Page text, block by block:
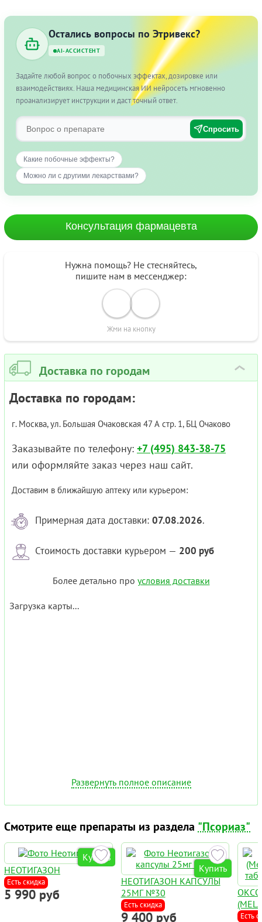
Остались вопросы по Этривекс?
AI-АССИСТЕНТ
Задайте любой вопрос о побочных эффектах, дозировке или
взаимодействиях. Наша медицинская ИИ нейросеть мгновенно
проанализирует инструкции и даст точный ответ.
Спросить
Какие побочные эффекты?
Можно ли с другими лекарствами?
Консультация фармацевта
Нужна помощь? Не стесняйтесь,
пишите нам в мессенджер:
Жми на кнопку
Доставка по городам ›
Доставка по городам:
г. Москва, ул. Большая Очаковская 47 А стр. 1, БЦ Очаково
Заказывайте по телефону: +7 (495) 843-38-75
или оформляйте заказ через наш сайт.
Доставим в ближайшую аптеку или курьером:
Примерная дата доставки: 07.08.2026.
Стоимость доставки курьером — 200 руб
Более детально про условия доставки
Загрузка карты...
Развернуть полное описание
Смотрите еще препараты из раздела "Псориаз"
Купить
НЕОТИГАЗОН
Есть скидка
5 990 руб
Купить
НЕОТИГАЗОН КАПСУЛЫ
25МГ №30
Есть скидка
9 400 руб Есть